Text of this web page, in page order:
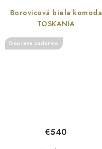
Borovicová biela komoda
TOSKANIA
Doprava zadarmo
€540